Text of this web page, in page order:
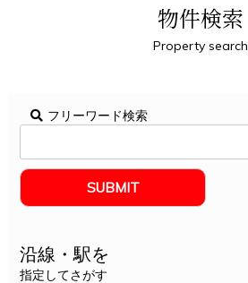
物件検索
Property search
フリーワード検索
沿線・駅を
指定してさがす